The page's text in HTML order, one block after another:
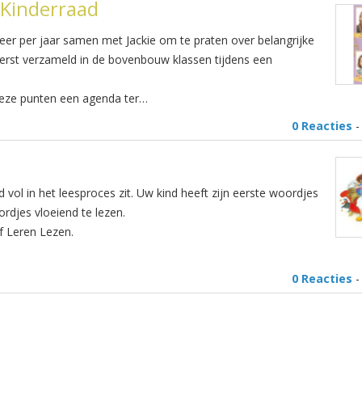
per jaar samen met Jackie om te praten over belangrijke
verzameld in de bovenbouw klassen tijdens een
punten een agenda ter…
0 Reacties -
in het leesproces zit. Uw kind heeft zijn eerste woordjes
vloeiend te lezen.
Lezen.
0 Reacties -